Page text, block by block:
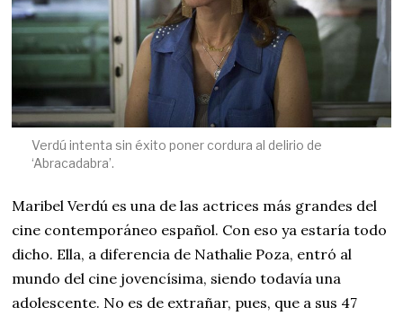
Verdú intenta sin éxito poner cordura al delirio de
‘Abracadabra’.
Maribel Verdú es una de las actrices más grandes del
cine contemporáneo español. Con eso ya estaría todo
dicho. Ella, a diferencia de Nathalie Poza, entró al
mundo del cine jovencísima, siendo todavía una
adolescente. No es de extrañar, pues, que a sus 47